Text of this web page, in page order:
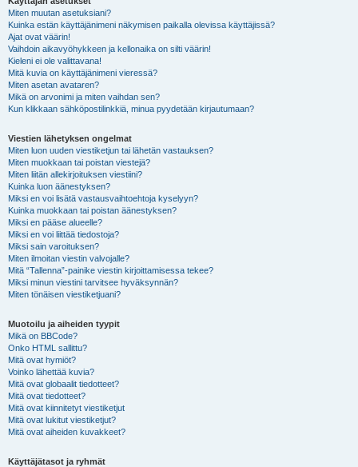
Miten muutan asetuksiani?
Kuinka estän käyttäjänimeni näkymisen paikalla olevissa käyttäjissä?
Ajat ovat väärin!
Vaihdoin aikavyöhykkeen ja kellonaika on silti väärin!
Kieleni ei ole valittavana!
Mitä kuvia on käyttäjänimeni vieressä?
Miten asetan avataren?
Mikä on arvonimi ja miten vaihdan sen?
Kun klikkaan sähköpostilinkkiä, minua pyydetään kirjautumaan?
Viestien lähetyksen ongelmat
Miten luon uuden viestiketjun tai lähetän vastauksen?
Miten muokkaan tai poistan viestejä?
Miten liitän allekirjoituksen viestiini?
Kuinka luon äänestyksen?
Miksi en voi lisätä vastausvaihtoehtoja kyselyyn?
Kuinka muokkaan tai poistan äänestyksen?
Miksi en pääse alueelle?
Miksi en voi liittää tiedostoja?
Miksi sain varoituksen?
Miten ilmoitan viestin valvojalle?
Mitä “Tallenna”-painike viestin kirjoittamisessa tekee?
Miksi minun viestini tarvitsee hyväksynnän?
Miten tönäisen viestiketjuani?
Muotoilu ja aiheiden tyypit
Mikä on BBCode?
Onko HTML sallittu?
Mitä ovat hymiöt?
Voinko lähettää kuvia?
Mitä ovat globaalit tiedotteet?
Mitä ovat tiedotteet?
Mitä ovat kiinnitetyt viestiketjut
Mitä ovat lukitut viestiketjut?
Mitä ovat aiheiden kuvakkeet?
Käyttäjätasot ja ryhmät